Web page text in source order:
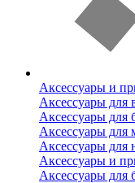
Аксессуары и
Аксессуары для
Аксессуары для
Аксессуары для
Аксессуары для
Аксессуары и
Аксессуары для